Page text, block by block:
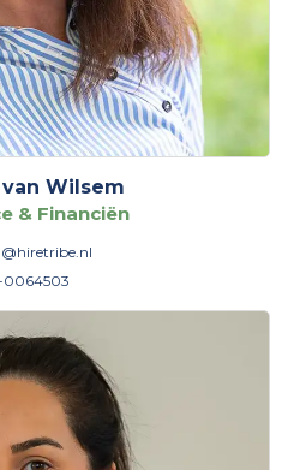
Wilsem
& Financiën
0064503